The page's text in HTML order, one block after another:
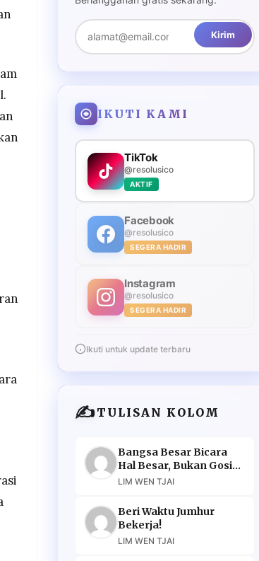
Kirim
IKUTI KAMI
TikTok
@resolusico
AKTIF
Facebook
@resolusico
SEGERA HADIR
Instagram
@resolusico
SEGERA HADIR
Ikuti untuk update terbaru
✍️TULISAN KOLOM
Bangsa Besar Bicara
Hal Besar, Bukan Gosip
Murahan
LIM WEN TJAI
Beri Waktu Jumhur
Bekerja!
LIM WEN TJAI